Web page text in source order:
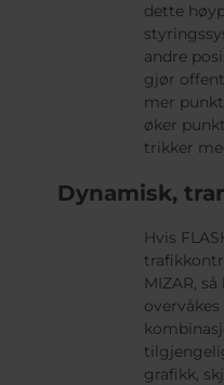
dette
andre
gjør
mer
øker
trikker
Dynamisk,
Hvis
MIZAR,
grafikk,